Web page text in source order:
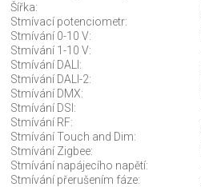
Šířka:
Stmívací potenciometr:
Stmívání 0-10 V:
Stmívání 1-10 V:
Stmívání DALI:
Stmívání DALI-2:
Stmívání DMX:
Stmívání DSI:
Stmívání RF:
Stmívání Touch and Dim:
Stmívání Zigbee:
Stmívání napájecího napětí:
Stmívání přerušením fáze: